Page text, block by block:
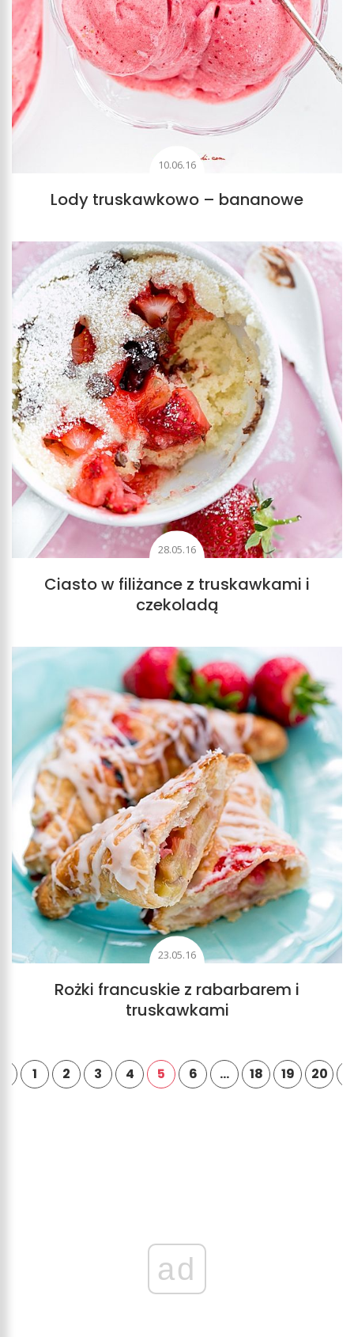
10.06.16
Lody truskawkowo – bananowe
28.05.16
Ciasto w filiżance z truskawkami i
czekoladą
23.05.16
Rożki francuskie z rabarbarem i
truskawkami
1 2 3 4 5 6 … 18 19 20
ad